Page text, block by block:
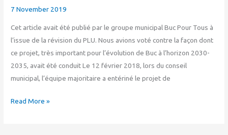
7 November 2019
Cet article avait été publié par le groupe municipal Buc Pour Tous à
l’issue de la révision du PLU. Nous avions voté contre la façon dont
ce projet, très important pour l’évolution de Buc à l’horizon 2030-
2035, avait été conduit Le 12 février 2018, lors du conseil
municipal, l’équipe majoritaire a entériné le projet de
Read More »